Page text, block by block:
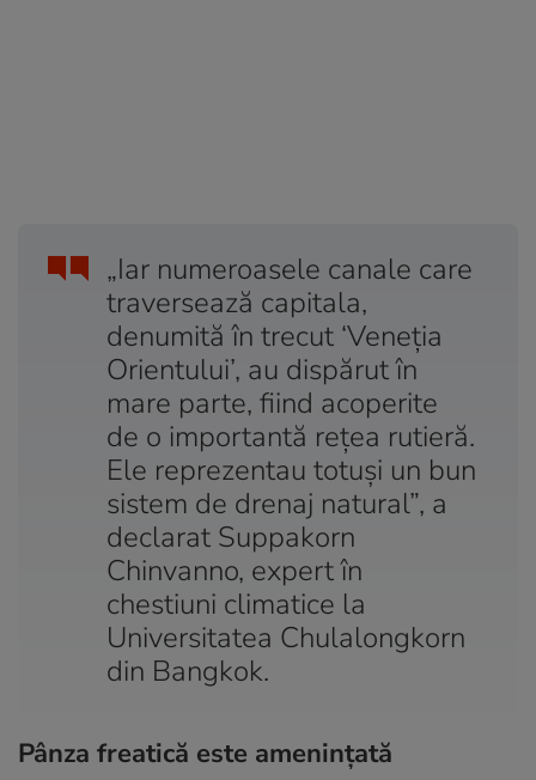
„Iar numeroasele canale care
traversează capitala,
denumită în trecut ‘Veneţia
Orientului’, au dispărut în
mare parte, fiind acoperite
de o importantă reţea rutieră.
Ele reprezentau totuşi un bun
sistem de drenaj natural”, a
declarat Suppakorn
Chinvanno, expert în
chestiuni climatice la
Universitatea Chulalongkorn
din Bangkok.
Pânza freatică este ameninţată